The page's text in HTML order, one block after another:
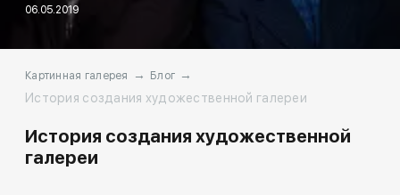
RU EN CN
Каталог Художники
О нас
Заказать звонок
06.05.2019
Картинная галерея → Блог →
История создания художественной галереи
История создания художественной
галереи